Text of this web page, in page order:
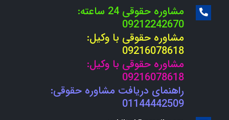
مشاوره حقوقی 24 ساعته:
09212242670
مشاوره حقوقی با وکیل:
09216078618
مشاوره حقوقی با وکیل:
09216078618
راهنمای دریافت مشاوره حقوقی:
01144442509